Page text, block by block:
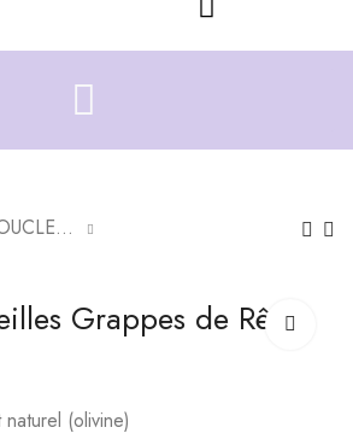
BOUCLES D'OREILLES
Bracelet Vigne Dorée
€
Collier Éclats de
Feuilles
Grappes de Rêve
(olivine)